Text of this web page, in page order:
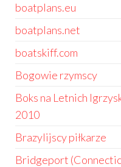
boatplans.eu
boatplans.net
boatskiff.com
Bogowie rzymscy
Boks na Letnich
2010
Brazylijscy piłkarze
Bridgeport